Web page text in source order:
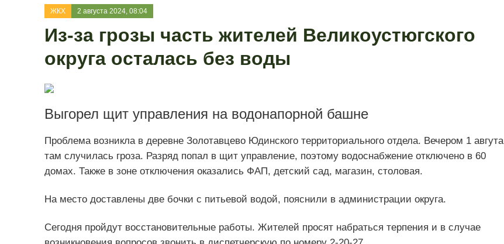
ЖКХ 2 августа 2024, 08:04
Из-за грозы часть жителей Великоустюгского
округа осталась без воды
Выгорел щит управления на водонапорной башне
Проблема возникла в деревне Золотавцево Юдинского территориального отдела. Вечером 1 авгута
там случилась гроза. Разряд попал в щит управление, поэтому водоснабжение отключено в 60
домах. Также в зоне отключения оказались ФАП, детский сад, магазин, столовая.
На место доставлены две бочки с питьевой водой, пояснили в администрации округа.
Сегодня пройдут восстановительные работы. Жителей просят набраться терпения и в случае